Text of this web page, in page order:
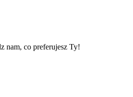
nam, co preferujesz Ty!